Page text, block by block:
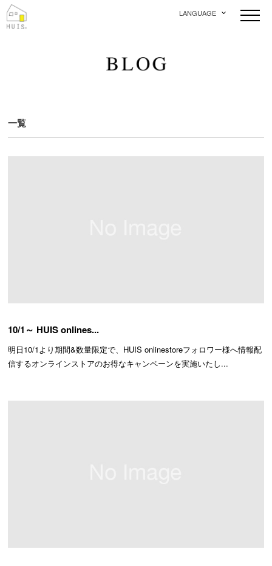
LANGUAGE
一覧
10/1～ HUIS onlines...
明日10/1より期間&数量限定で、HUIS onlinestoreフォロワー様へ情報配
信するオンラインストアのお得なキャンペーンを実施いたし...